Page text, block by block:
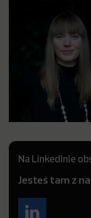
Na LinkedInie
Jesteś tam z